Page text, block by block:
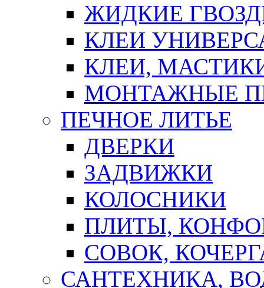
ЖИДКИЕ
КЛЕИ
КЛЕИ,
МОНТАЖНЫЕ
ПЕЧНОЕ ЛИТЬЕ
ДВЕРКИ
ЗАДВИЖКИ
КОЛОСНИКИ
ПЛИТЫ,
СОВОК,
САНТЕХНИКА,